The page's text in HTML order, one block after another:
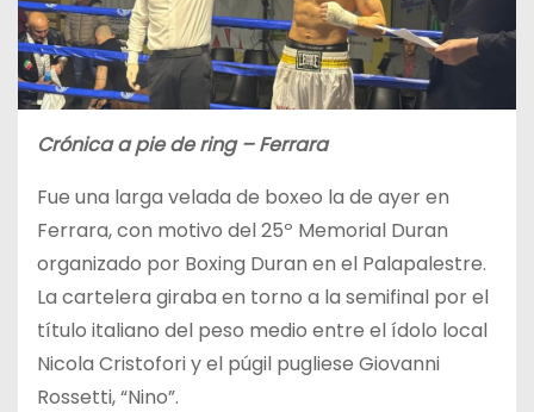
Crónica a pie de ring – Ferrara
Fue una larga velada de boxeo la de ayer en
Ferrara, con motivo del 25º Memorial Duran
organizado por Boxing Duran en el Palapalestre.
La cartelera giraba en torno a la semifinal por el
título italiano del peso medio entre el ídolo local
Nicola Cristofori y el púgil pugliese Giovanni
Rossetti, “Nino”.